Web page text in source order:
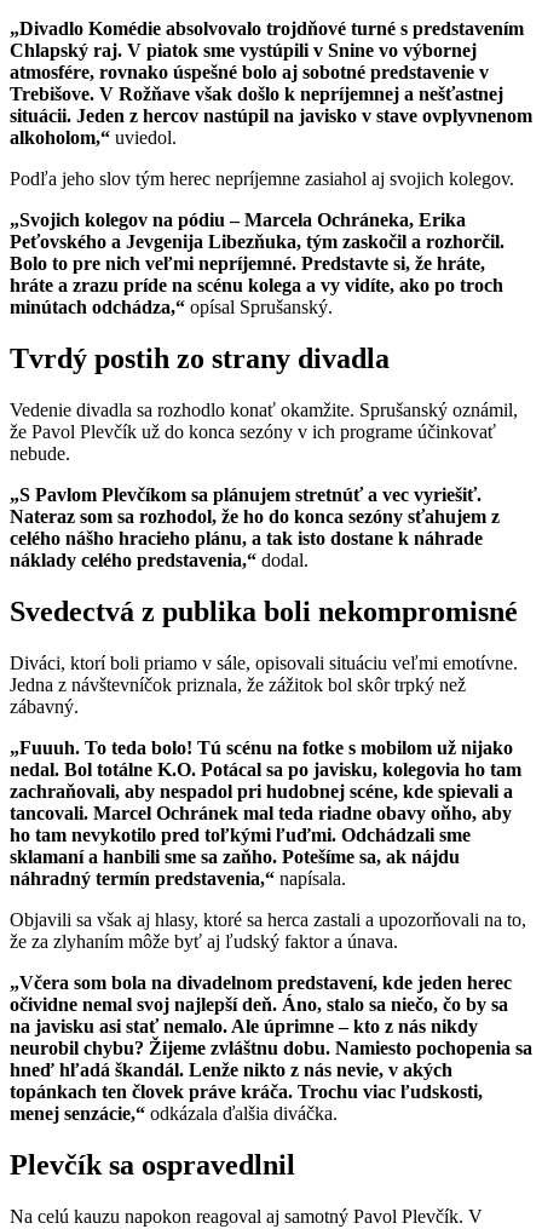
„Divadlo Komédie absolvovalo trojdňové turné s predstavením
Chlapský raj. V piatok sme vystúpili v Snine vo výbornej
atmosfére, rovnako úspešné bolo aj sobotné predstavenie v
Trebišove. V Rožňave však došlo k nepríjemnej a nešťastnej
situácii. Jeden z hercov nastúpil na javisko v stave ovplyvnenom
alkoholom,“ uviedol.
Podľa jeho slov tým herec nepríjemne zasiahol aj svojich kolegov.
„Svojich kolegov na pódiu – Marcela Ochráneka, Erika
Peťovského a Jevgenija Libezňuka, tým zaskočil a rozhorčil.
Bolo to pre nich veľmi nepríjemné. Predstavte si, že hráte,
hráte a zrazu príde na scénu kolega a vy vidíte, ako po troch
minútach odchádza,“ opísal Sprušanský.
Tvrdý postih zo strany divadla
Vedenie divadla sa rozhodlo konať okamžite. Sprušanský oznámil,
že Pavol Plevčík už do konca sezóny v ich programe účinkovať
nebude.
„S Pavlom Plevčíkom sa plánujem stretnúť a vec vyriešiť.
Nateraz som sa rozhodol, že ho do konca sezóny sťahujem z
celého nášho hracieho plánu, a tak isto dostane k náhrade
náklady celého predstavenia,“ dodal.
Svedectvá z publika boli nekompromisné
Diváci, ktorí boli priamo v sále, opisovali situáciu veľmi emotívne.
Jedna z návštevníčok priznala, že zážitok bol skôr trpký než
zábavný.
„Fuuuh. To teda bolo! Tú scénu na fotke s mobilom už nijako
nedal. Bol totálne K.O. Potácal sa po javisku, kolegovia ho tam
zachraňovali, aby nespadol pri hudobnej scéne, kde spievali a
tancovali. Marcel Ochránek mal teda riadne obavy oňho, aby
ho tam nevykotilo pred toľkými ľuďmi. Odchádzali sme
sklamaní a hanbili sme sa zaňho. Potešíme sa, ak nájdu
náhradný termín predstavenia,“ napísala.
Objavili sa však aj hlasy, ktoré sa herca zastali a upozorňovali na to,
že za zlyhaním môže byť aj ľudský faktor a únava.
„Včera som bola na divadelnom predstavení, kde jeden herec
očividne nemal svoj najlepší deň. Áno, stalo sa niečo, čo by sa
na javisku asi stať nemalo. Ale úprimne – kto z nás nikdy
neurobil chybu? Žijeme zvláštnu dobu. Namiesto pochopenia sa
hneď hľadá škandál. Lenže nikto z nás nevie, v akých
topánkach ten človek práve kráča. Trochu viac ľudskosti,
menej senzácie,“ odkázala ďalšia diváčka.
Plevčík sa ospravedlnil
Na celú kauzu napokon reagoval aj samotný Pavol Plevčík. V